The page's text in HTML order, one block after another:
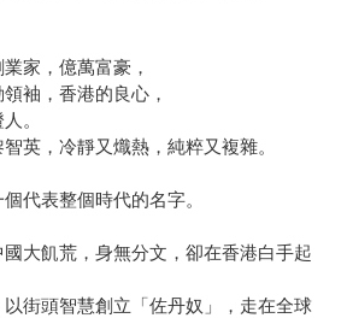
家，億萬富豪，
袖，香港的良心，
。
英，冷靜又熾熱，純粹又複雜。
表整個時代的名字。
飢荒，身無分文，卻在香港白手起
頭智慧創立「佐丹奴」，走在全球